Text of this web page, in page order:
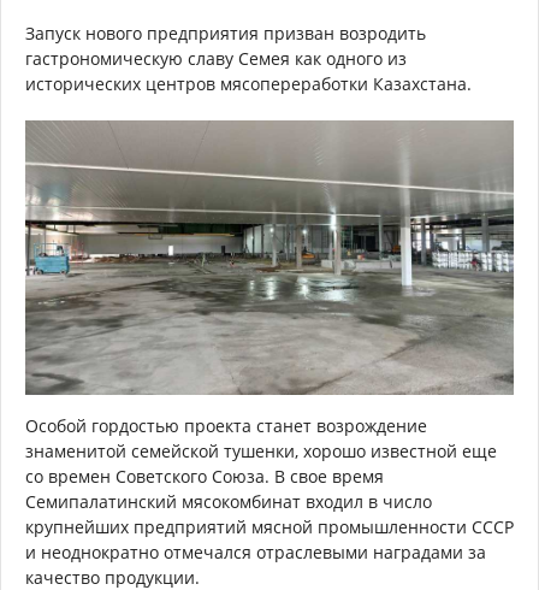
Запуск нового предприятия призван возродить
гастрономическую славу Семея как одного из
исторических центров мясопереработки Казахстана.
Особой гордостью проекта станет возрождение
знаменитой семейской тушенки, хорошо известной еще
со времен Советского Союза. В свое время
Семипалатинский мясокомбинат входил в число
крупнейших предприятий мясной промышленности СССР
и неоднократно отмечался отраслевыми наградами за
качество продукции.